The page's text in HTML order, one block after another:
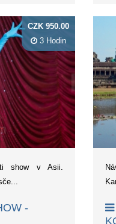
show v Asii.
-
CZK 950.00
3 Hodin